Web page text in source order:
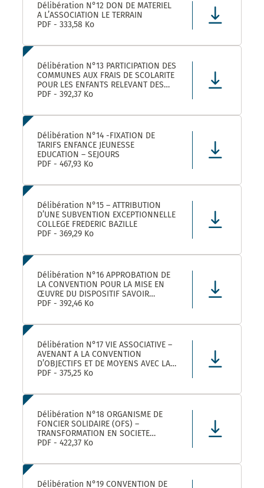
Délibération N°12 DON DE MATERIEL
A L’ASSOCIATION LE TERRAIN
PDF - 333,58 Ko
Délibération N°13 PARTICIPATION DES
COMMUNES AUX FRAIS DE SCOLARITE
POUR LES ENFANTS RELEVANT DES
DISPOSITIFS ULISS ET DAR
CASTELNAUVIENNES
PDF - 392,37 Ko
Délibération N°14 -FIXATION DE
TARIFS ENFANCE JEUNESSE
EDUCATION – SEJOURS
PDF - 467,93 Ko
Délibération N°15 – ATTRIBUTION
D’UNE SUBVENTION EXCEPTIONNELLE
COLLEGE FREDERIC BAZILLE
PDF - 369,29 Ko
Délibération N°16 APPROBATION DE
LA CONVENTION POUR LA MISE EN
ŒUVRE DU DISPOSITIF SAVOIR
ROULER A VELO AVEC MONTPELLIER
PDF - 392,46 Ko
Délibération N°17 VIE ASSOCIATIVE –
AVENANT A LA CONVENTION
D’OBJECTIFS ET DE MOYENS AVEC LA
FEDERATION REGIONALE DES
CULTURE OCCITANIE POUR L’ANNEE
CONVENTION DE PARTENARIAT SIGNEE
POUR LA
PDF - 375,25 Ko
Délibération N°18 ORGANISME DE
FONCIER SOLIDAIRE (OFS) –
TRANSFORMATION EN SOCIETE
COOPERATIVE D’INTERET COLLECTIF
CAPITAL – APPROBATION –
PDF - 422,37 Ko
Délibération N°19 CONVENTION DE